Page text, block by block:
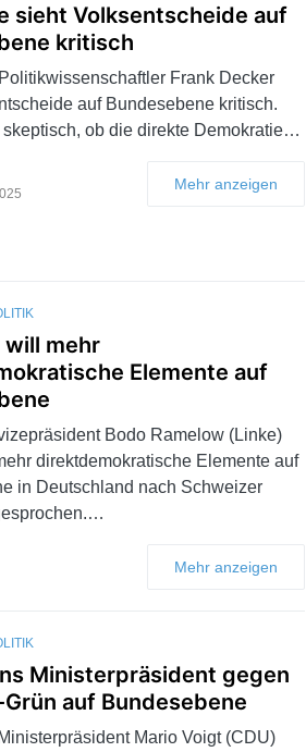
sieht Volksentscheide auf
kritisch
Frank Decker
auf Bundesebene kritisch.
skeptisch, ob die direkte Demokratie…
Mehr anzeigen
will mehr
Elemente auf
Bodo Ramelow (Linke)
direktdemokratische Elemente auf
in Deutschland nach Schweizer
Mehr anzeigen
Ministerpräsident gegen
auf Bundesebene
Mario Voigt (CDU)